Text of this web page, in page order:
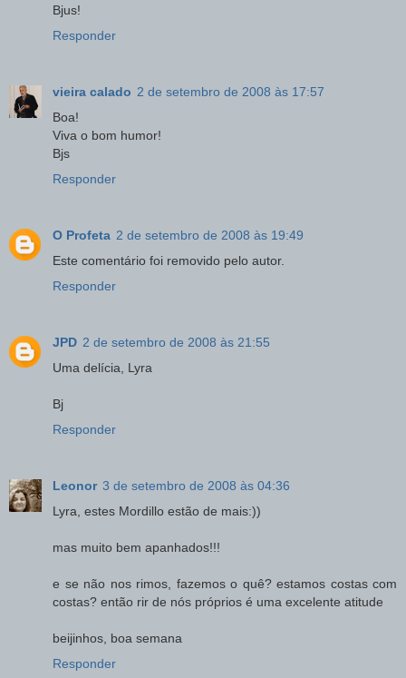
Bjus!
Responder
vieira calado 2 de setembro de 2008 às 17:57
Boa!
Viva o bom humor!
Bjs
Responder
O Profeta 2 de setembro de 2008 às 19:49
Este comentário foi removido pelo autor.
Responder
JPD 2 de setembro de 2008 às 21:55
Uma delícia, Lyra
Bj
Responder
Leonor 3 de setembro de 2008 às 04:36
Lyra, estes Mordillo estão de mais:))
mas muito bem apanhados!!!
e se não nos rimos, fazemos o quê? estamos costas com
costas? então rir de nós próprios é uma excelente atitude
beijinhos, boa semana
Responder